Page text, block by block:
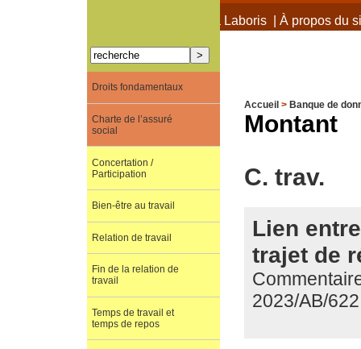
À propos de Terra Laboris| À propos du
Accueil > Banque de
Montant
C. trav.
Lien
trajet de
2023/AB/622
Droits fondamentaux
Charte de l’assuré
social
Concertation /
Participation
Bien-être au travail
Relation de travail
Fin de la relation de
travail
Temps de travail et
temps de repos